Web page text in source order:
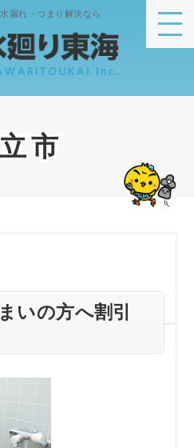
漏れ・つまり解決なら
市
いの方へ割引